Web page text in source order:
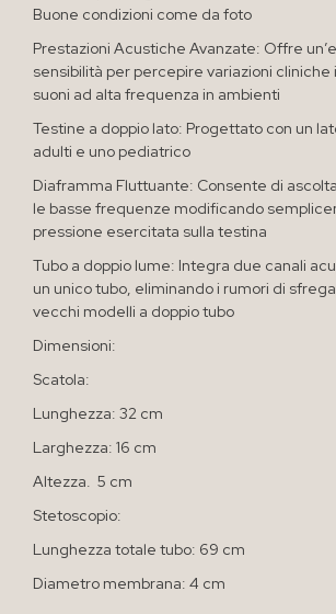
Buone condizioni come da foto
Prestazioni Acustiche Avanzate: Offre
sensibilità per percepire variazioni
suoni ad alta frequenza in ambienti
Testine a doppio lato: Progettato con un
adulti e uno pediatrico
Diaframma Fluttuante: Consente di
le basse frequenze modificando
pressione esercitata sulla testina
Tubo a doppio lume: Integra due canali
un unico tubo, eliminando i rumori di
vecchi modelli a doppio tubo
Dimensioni:
Scatola:
Lunghezza: 32 cm
Larghezza: 16 cm
Altezza. 5 cm
Stetoscopio:
Lunghezza totale tubo: 69 cm
Diametro membrana: 4 cm